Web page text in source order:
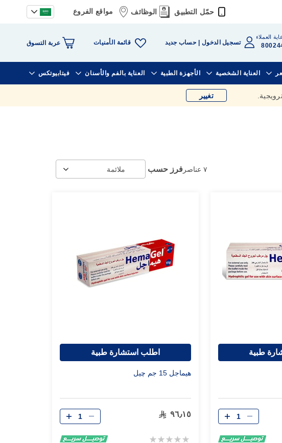
حمّل التطبيق الوظائف مواقع الفروع
العملاء
تسجيل الدخول حساب جديد قائمة الأمنيات عربة التسوق
العناية الشخصية الأجهزة الطبية العناية بالفم والأسنان فيتابيوتكس
تغيير
٧ عناصر فرز حسب
طبية
الكمية
اطلب استشارة طبية
هيماجل 15 جم چيل
٩٦٫١٥
Rating:
الكمية